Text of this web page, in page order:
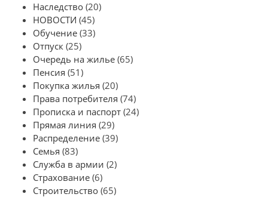
Наследство (20)
НОВОСТИ (45)
Обучение (33)
Отпуск (25)
Очередь на жилье (65)
Пенсия (51)
Покупка жилья (20)
Права потребителя (74)
Прописка и паспорт (24)
Прямая линия (29)
Распределение (39)
Семья (83)
Служба в армии (2)
Страхование (6)
Строительство (65)